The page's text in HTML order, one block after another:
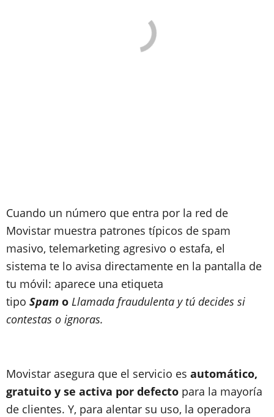
Cuando un número que entra por la red de
Movistar muestra patrones típicos de spam
masivo, telemarketing agresivo o estafa, el
sistema te lo avisa directamente en la pantalla de
tu móvil: aparece una etiqueta
tipo Spam o Llamada fraudulenta y tú decides si
contestas o ignoras.
Movistar asegura que el servicio es automático,
gratuito y se activa por defecto para la mayoría
de clientes. Y, para alentar su uso, la operadora